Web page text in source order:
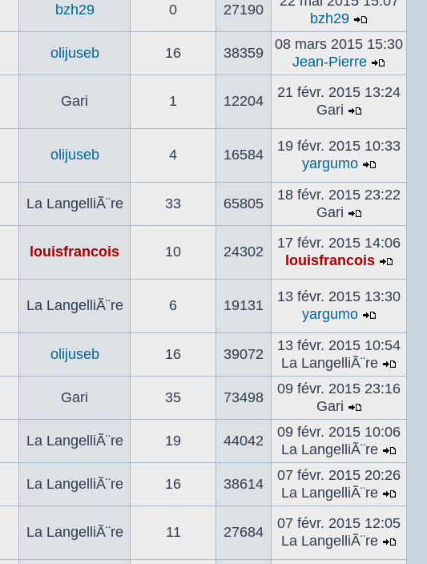
le
bzh29 0 27190
bzh29
Voir
le
dernier
olijuseb 16 38359
08 mars 2015 15:30
Jean-Pierre
Voir
le
Gari 1 12204
21 févr. 2015 13:24
Gari
le
message
olijuseb 4 16584
19 févr. 2015 10:33
yargumo
le
La LangelliÃ¨re 33 65805
18 févr. 2015 23:22
Gari
Voir
le
dernier
message
louisfrancois 10 24302
17 févr. 2015 14:06
louisfrancois
le
La LangelliÃ¨re 6 19131
13 févr. 2015 13:30
yargumo
le
dernier
olijuseb 16 39072
13 févr. 2015 10:54
La LangelliÃ¨re
Voir
le
Gari 35 73498
09 févr. 2015 23:16
Gari
Voir
le
dernier
message
La LangelliÃ¨re 19 44042
09 févr. 2015 10:06
La LangelliÃ¨re
Voir
le
La LangelliÃ¨re 16 38614
07 févr. 2015 20:26
La LangelliÃ¨re
Voir
le
La LangelliÃ¨re 11 27684
07 févr. 2015 12:05
La LangelliÃ¨re